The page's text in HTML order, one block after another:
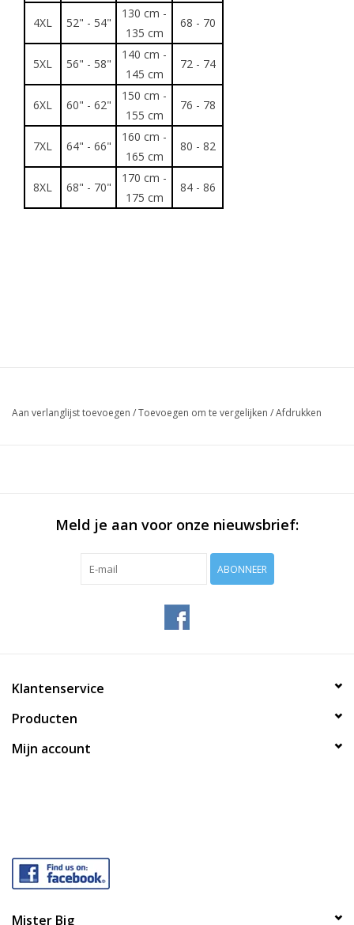
4XL 52" - 54"
130 cm -
135 cm
68 - 70
5XL 56" - 58"
140 cm -
145 cm
72 - 74
6XL 60" - 62"
150 cm -
155 cm
76 - 78
7XL 64" - 66"
160 cm -
165 cm
80 - 82
8XL 68" - 70"
170 cm -
175 cm
84 - 86
Aan verlanglijst toevoegen /Toevoegen om te vergelijken /Afdrukken
Meld je aan voor onze nieuwsbrief:
ABONNEER
Klantenservice
Producten
Mijn account
Mister Big